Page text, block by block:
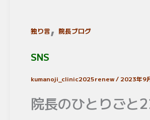
独り言, 院長ブログ
SNS
kumanoji_clinic2025renew/ 2023年9
院長のひとりごと